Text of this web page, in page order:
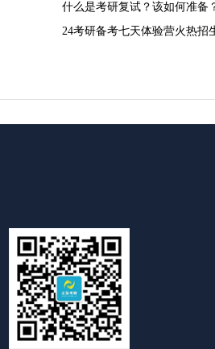
什么是考研复试？该如何准备
24考研备考七天体验营火热招